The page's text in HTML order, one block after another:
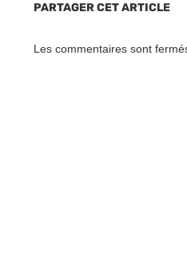
PARTAGER CET ARTICLE
Les commentaires sont